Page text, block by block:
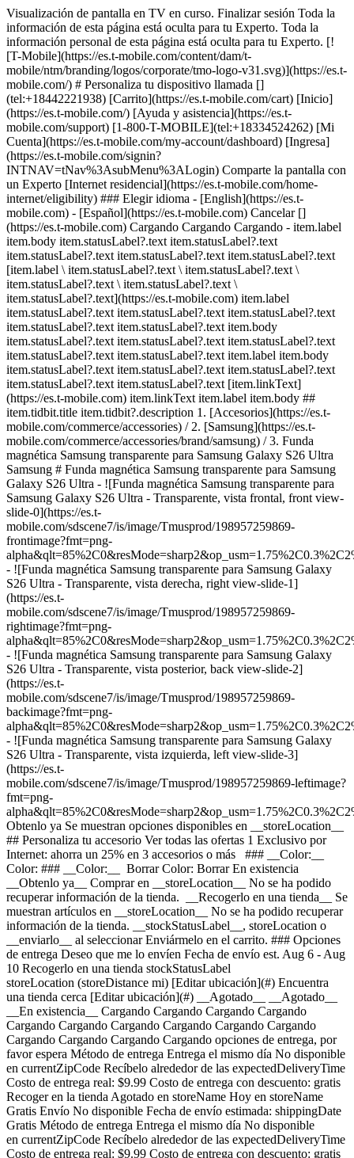
Visualización de pantalla en TV en curso. Finalizar sesión Toda la
información de esta página está oculta para tu Experto. Toda la
información personal de esta página está oculta para tu Experto. [!
[T-Mobile](https://es.t-mobile.com/content/dam/t-
mobile/ntm/branding/logos/corporate/tmo-logo-v31.svg)](https://es.t-
mobile.com/) # ​​​​​​​Personaliza tu dispositivo llamada []
(tel:+18442221938) [Carrito](https://es.t-mobile.com/cart) [Inicio]
(https://es.t-mobile.com/) [Ayuda y asistencia](https://es.t-
mobile.com/support) [1-800-T-MOBILE](tel:+18334524262) [Mi
Cuenta](https://es.t-mobile.com/my-account/dashboard) [Ingresa]
(https://es.t-mobile.com/signin?
INTNAV=tNav%3AsubMenu%3ALogin) Comparte la pantalla con
un Experto [Internet residencial](https://es.t-mobile.com/home-
internet/eligibility) ### Elegir idioma - [English](https://es.t-
mobile.com) - [Español](https://es.t-mobile.com) Cancelar []
(https://es.t-mobile.com) Cargando Cargando Cargando - item.label
item.body item.statusLabel?.text item.statusLabel?.text
item.statusLabel?.text item.statusLabel?.text item.statusLabel?.text
[item.label \ item.statusLabel?.text \ item.statusLabel?.text \
item.statusLabel?.text \ item.statusLabel?.text \
item.statusLabel?.text](https://es.t-mobile.com) item.label
item.statusLabel?.text item.statusLabel?.text item.statusLabel?.text
item.statusLabel?.text item.statusLabel?.text item.body
item.statusLabel?.text item.statusLabel?.text item.statusLabel?.text
item.statusLabel?.text item.statusLabel?.text item.label item.body
item.statusLabel?.text item.statusLabel?.text item.statusLabel?.text
item.statusLabel?.text item.statusLabel?.text [item.linkText]
(https://es.t-mobile.com) item.linkText item.label item.body ##
item.tidbit.title item.tidbit?.description 1. [Accesorios](https://es.t-
mobile.com/commerce/accessories) / 2. [Samsung](https://es.t-
mobile.com/commerce/accessories/brand/samsung) / 3. Funda
magnética Samsung transparente para Samsung Galaxy S26 Ultra
Samsung # Funda magnética Samsung transparente para Samsung
Galaxy S26 Ultra - ![Funda magnética Samsung transparente para
Samsung Galaxy S26 Ultra - Transparente, vista frontal, front view-
slide-0](https://es.t-
mobile.com/sdscene7/is/image/Tmusprod/198957259869-
frontimage?fmt=png-
- ![Funda magnética Samsung transparente para Samsung Galaxy
S26 Ultra - Transparente, vista derecha, right view-slide-1]
(https://es.t-
mobile.com/sdscene7/is/image/Tmusprod/198957259869-
rightimage?fmt=png-
- ![Funda magnética Samsung transparente para Samsung Galaxy
S26 Ultra - Transparente, vista posterior, back view-slide-2]
(https://es.t-
mobile.com/sdscene7/is/image/Tmusprod/198957259869-
backimage?fmt=png-
- ![Funda magnética Samsung transparente para Samsung Galaxy
S26 Ultra - Transparente, vista izquierda, left view-slide-3]
(https://es.t-
mobile.com/sdscene7/is/image/Tmusprod/198957259869-leftimage?
fmt=png-
Obtenlo ya Se muestran opciones disponibles en __storeLocation__ ## Personaliza tu accesorio Ver todas las ofertas 1 Exclusivo por Internet: ahorra un 25% en 3 accesorios o más ### __Color:__ Color: ### __Color:__ Borrar Color: Borrar En existencia __Obtenlo ya__ Comprar en __storeLocation__ No se ha podido recuperar información de la tienda. __Recogerlo en una tienda__ Se muestran artículos en __storeLocation__ No se ha podido recuperar información de la tienda. __stockStatusLabel__, storeLocation o __enviarlo__ al seleccionar Enviármelo en el carrito. ### Opciones de entrega Deseo que me lo envíen Fecha de envío est. Aug 6 - Aug 10 Recogerlo en una tienda stockStatusLabel storeLocation (storeDistance mi) [Editar ubicación](#) Encuentra una tienda cerca [Editar ubicación](#) __Agotado__ __Agotado__ __En existencia__ Cargando Cargando Cargando Cargando Cargando Cargando Cargando Cargando Cargando Cargando Cargando Cargando Cargando Cargando opciones de entrega, por favor espera Método de entrega Entrega el mismo día No disponible en currentZipCode Recíbelo alrededor de las expectedDeliveryTime Costo de entrega real: $9.99 Costo de entrega con descuento: gratis Recoger en la tienda Agotado en storeName Hoy en storeName Gratis Envío No disponible Fecha de envío estimada: shippingDate Gratis Método de entrega Entrega el mismo día No disponible en currentZipCode Recíbelo alrededor de las expectedDeliveryTime Costo de entrega real: $9.99 Costo de entrega con descuento: gratis Entrega el mismo día No disponible en currentZipCode Recíbelo alrededor de las Invalid Date Costo de entrega real: $9.99 Costo de entrega con descuento: gratis Recoger en la tienda Agotado en storeName Hoy en storeName Gratis Recoger en la tienda Agotado en storeName Agotado en Dulles Retail Pl & Columbia Pl Hoy en Dulles Retail Pl & Columbia Pl Gratis Envío No disponible Fecha de envío estimada: shippingDate Gratis Envío No disponible Fecha de envío estimada: Aug 6 - Aug 10 Gratis __Tu tienda:__ [storeLocation (storeDistance mi)](#) Encuentra una tienda cerca [Editar ubicación](#) No disponible en currentZipCode No disponible en # Entregar a currentZipCode Editar ubicación # Enviar a currentZipCode __¿Eres un cliente nuevo o existente?__ Cliente existente Cliente nuevo __Bienvenido a T-Mobile (cliente nuevo)__ Editar __Elegir una opción de pago__ __Pagar mensualmente__ A pagar hoy $0.00 + impuestos $4.17/mes por 12 meses __Pagar el monto total__ $49.99 \+ impuesto Si eliges pagar mensualmente y cancelas el servicio móvil, deberás pagar el saldo restante del accesorio. Para clientes elegibles. Tasa de interés anual de 0%. Se requiere servicio elegible. [](https://es.t-mobile.com) __Con plan de pago: actualMonthlyValue/mes por paymentTerms meses, sin intereses.__ A pagar hoy dueToday + impuestos y otros cargos __Precio sin descuento: payInFullStrikeThroughValue payInFull__ + impuesto Si eliges pagar mensualmente y cancelas el servicio móvil, deberás pagar el saldo restante del dispositivo. Solo para clientes elegibles. 0% de interés anual (APR). Se requiere compra mínima de $49 en accesorios y servicio elegible. [](https://es.t-mobile.com) 1 Quantity 1 Agregar Dulles Retail Pl & Columbia Pl (1 mi) __¿Deseas recibirlo antes?__ Encontrar tiendas cercanas Detalles ### Otras características * * * La funda magnética transparente Galaxy permite que el diseño de tu Samsung Galaxy S26 Ultra brille y al mismo tiempo lo mantiene protegido. Su tecnología antihuellas hace que se vea impecable y los imanes integrados te permiten cargar de forma inalámbrica al instante. ### ¿Qué hay en la caja? * * * - Funda para teléfono - Guía rápida para comenzar ### Detalles adicionales de especificaciones * * * __Peso__ 0.81 onzas * * * __Duración__ 0.52 pulgadas * * * __Altura__ 6.52 pulgadas * * * __Ancho__ 3.15 pulgadas * * * [](https://es.t-mobile.com) ver detalles ## promoción aplicada ver detalles ## | ![Logotipo de T-Mobile](https://es.t-mobile.com/sdscene7/is/image/Tmusprod/fg-tmobile-logo?ts=1710994518480&dpr=off "Logotipo de T-Mobile") __Ingresa a tu cuenta.__ Ingresa Continuar como invitado. [__¿Necesitas ayuda para ingresar?__](https://es.account.t-mobile.com/signin/v2/ "Enlace Necesito ayuda para ingresar") [__Crea un T-Mobile ID__](https://es.account.t-mobile.com/signin/v2/ "Crear una ID de T-Mobile") promoLongDescription Hola userName! Te damos la bienvenida a T-Mobile ¡Hola! Te damos la bienvenida a T-Mobile Tienda T-Mobile Experience storeLocation Dirección 22000 Dulles Retail Plaza Suite 182 Sterling, VA 20166 Salta la fila y aprovecha nuestras mejores ofertas y la selección más grande durante tu visita a la tienda. Compra en esta tienda ¿No estás en esta tienda? ## Selecciona una tienda ( mi) , , , Horario de hoy: - [](https://es.t-mobile.com) Configura esta tienda [](https://es.t-mobile.com) [Indicaciones](https://es.t-mobile.com) [Llamar a la tienda](tel:+1-undefined) - ### Horario de atención de la tienda Lunes a sábado - Domingo ## Selecciona una tienda ### Lo sentimos, hubo un problema técnico Los servicios que utilizamos para buscar tiendas según la ubicación no están funcionando en este momento. Busca por ciudad y estado o código postal para comprobar la disponibilidad en tiendas cercanas. No encontramos tiendas de T-Mobile cercanas. Prueba con otra ciudad, estado o código postal para buscar otras tiendas. Vuelve a intentarlo para encontrar la tienda más cercana. ( mi) , , , Horario de hoy: - En existencia Apresúrate, solo quedan unos cuantos [](https://es.t-mobile.com) ( mi) , , , Horario de hoy: - En existencia Apresúrate, solo quedan unos cuantos [](https://es.t-mobile.com) Dulles Retail Pl & Columbia Pl (1.0 mi) 22000 Dulles Retail Plaza Suite 182, Sterling, VA, 20166 Horario de hoy: 10am - 8pm En existencia Apresúrate, solo quedan unos cuantos [](https://es.t-mobile.com) Reston Pkwy & New Dominion Rd (6.1 mi) 1837 Fountain Dr, Reston, VA, 20190 Horario de hoy: 10am - 8pm En existencia Apresúrate, solo quedan unos cuantos [](https://es.t-mobile.com) Fair Oaks Mall (10.9 mi) 11913U Fair Oaks Mall, Fairfax, VA, 22033 Horario de hoy: 10am - 8pm En existencia Apresúrate, solo quedan unos cuantos [](https://es.t-mobile.com) Fairfax Blvd & Main St (12.6 mi) 10955 Fairfax Blvd Suite 110, Fairfax, VA, 22030 Horario de hoy: 10am - 9pm En existencia Apresúrate, solo quedan unos cuantos [](https://es.t-mobile.com) Tyson's Corner (13.8 mi) 1961 Chain Bridge Rd Ste J008L, McLean, VA, 22102 Horario de hoy: 10am - 9pm En existencia Apresúrate, solo quedan unos cuantos [](https://es.t-mobile.com) Recoger aquí Recoger aquí # Encuentra una tienda Selecciona un código postal y ciudad válidos __( mi)__ , , , Horario de hoy - [](https://es.t-mobile.com) * * * __Dulles Retail Pl & Columbia Pl (1.0 mi)__ 22000 Dulles Retail Plaza Suite 182, Sterling, VA, 20166 Horario de hoy 10am - 8pm [](https://es.t-mobile.com/store-locator/va/sterling/dulles-retail-pl-columbia-pl) * * * __Reston Pkwy & New Dominion Rd (6.1 mi)__ 1837 Fountain Dr, Reston, VA, 20190 Horario de hoy 10am - 8pm [](https://es.t-mobile.com/store-locator/va/reston/reston-pkwy-new-dominion-rd) * * * __Fair Oaks Mall (10.9 mi)__ 11913U Fair Oaks Mall, Fairfax, VA, 22033 Horario de hoy 10am - 8pm [](https://es.t-mobile.com/store-locator/va/fairfax/fair-oaks-mall) * * * __Fairfax Blvd & Main St (12.6 mi)__ 10955 Fairfax Blvd Suite 110, Fairfax, VA, 22030 Horario de hoy 10am - 9pm [](https://es.t-mobile.com/store-locator/va/fairfax/fairfax-blvd-main-st) * * * __Tyson's Corner (13.8 mi)__ 1961 Chain Bridge Rd Ste J008L, McLean, VA, 22102 Horario de hoy 10am - 9pm [](https://es.t-mobile.com/store-locator/va/mclean/tysons-corner) * * * Selecciona una tienda ## Obtenlo más rápido con la opción de recogerlo en la tienda ¡Recibe tu pedido hoy mismo! Al revisar tu pedido, selecciona Retiro en tienda como método de entrega y empezaremos a preparar tu pedido en la tienda T-Mobile elegible que prefieras. Los accesorios actualmente no están disponibles para retiro en tienda. Recibirás un email cuando tu pedido esté listo para ser recogido y dispondrás de dos días laborales para retirarlo. # Lo sentimos, no eres elegible para esta promoción. De todos modos, puedes realizar la compra y aprovechar la red, los beneficios y las ventajas de T-Mobile. # Agotado Algunos artículos están agotados en storeName Puedes elegir que te envíen el pedido o consultar otros artículos disponibles en la tienda que seleccionaste para recogerlo. Cerrar ## Se eliminarán todos los artículos del carrito Al agregar este producto, se eliminarán los artículos ya agregados a tu carrito. Confirmar Cancelar # Los clientes también compraron Cargando Cargando Cargando Cargando Cargando Cargando Cargando [Aún no hay reseñas \ Precio normal: Precio original$ Precio de oferta$ Precio total: $](https://es.t-mobile.com) Ver 1 promociones Exclusivo por Internet: ahorra un 25% en 3 accesorios o más [![samsung Funda magnética Samsung transparente para Samsung Galaxy S26 Ultra](https://cdn.tmobile.com/content/dam/t-mobile/en-p/accessories/198957259869/198957259869-thumbnail.png) \ samsung __Funda magnética Samsung transparente para Samsung Galaxy S26 Ultra__ \ Aún no hay reseñas \ Aún no hay reseñas \ Aún no hay reseñas \ ![clear](https://cdn.tmobile.com/images/png/products/accessories/198957259869/198957259869-swatch.gif) \ Precio normal: Precio original$ Precio de oferta$ Precio total: $ \ Desde $4.17/mes por 12 meses Desde $4.17/mes por 12 meses $0.00 de pago inicial + impuestos a pagar hoy Precio normal: Precio original$ Precio de oferta$ Precio total: $ Precio total: $49.99](https://es.t-mobile.com/accessory/samsu